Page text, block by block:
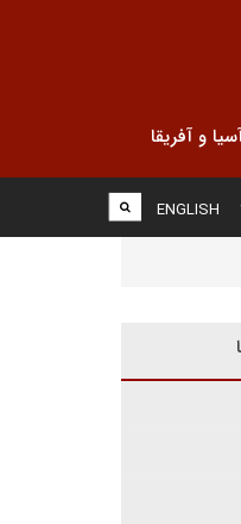
و آفریقا
ENGLISH